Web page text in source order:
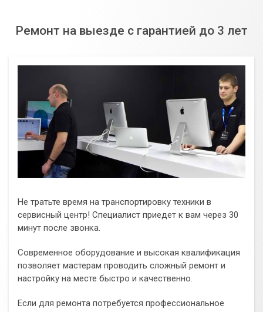
Ремонт на выезде с гарантией до 3 лет
Не тратьте время на транспортировку техники в
сервисный центр! Специалист приедет к вам через 30
минут после звонка.
Современное оборудование и высокая квалификация
позволяет мастерам проводить сложный ремонт и
настройку на месте быстро и качественно.
Если для ремонта потребуется профессиональное